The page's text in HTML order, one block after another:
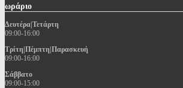
ωράριο
Δευτέρα|Τετάρτη
09:00-16:00
Τρίτη|Πέμπτη|Παρασκευή
09:00-16:00
Σάββατο
09:00-15:00